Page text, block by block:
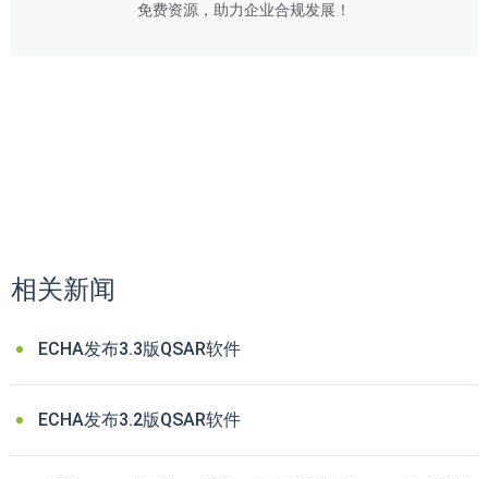
免费资源，助力企业合规发展！
相关新闻
ECHA发布3.3版QSAR软件
ECHA发布3.2版QSAR软件